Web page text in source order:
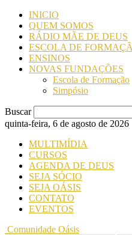
INICIO
QUEM SOMOS
RÁDIO MÃE DE DEUS
ESCOLA DE
ENSINOS
NOVAS FUNDAÇÕES
Escola de Formação
Simpósio
Buscar
quinta-feira, 6 de agosto de 2026
MULTIMÍDIA
CURSOS
AGENDA DE DEUS
SEJA SÓCIO
SEJA OÁSIS
CONTATO
EVENTOS
Comunidade Oásis